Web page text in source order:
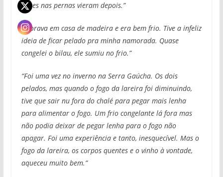
dores nas pernas vieram depois.”
“Morava em casa de madeira e era bem frio. Tive a infeliz
ideia de ficar pelado pra minha namorada. Quase
congelei o bilau, ele sumiu no frio.”
“Foi uma vez no inverno na Serra Gaúcha. Os dois
pelados, mas quando o fogo da lareira foi diminuindo,
tive que sair nu fora do chalé para pegar mais lenha
para alimentar o fogo. Um frio congelante lá fora mas
não podia deixar de pegar lenha para o fogo não
apagar. Foi uma experiência e tanto, inesquecível. Mas o
fogo da lareira, os corpos quentes e o vinho à vontade,
aqueceu muito bem.”